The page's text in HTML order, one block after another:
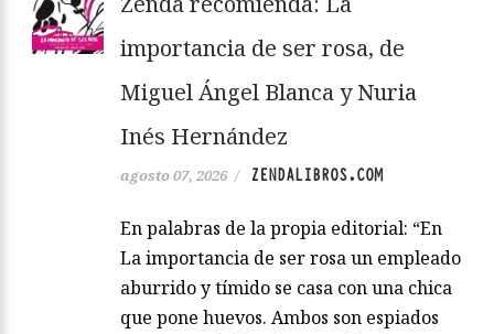
importancia de ser rosa, de
Miguel Ángel Blanca y Nuria
Inés Hernández
agosto 07, 2026 / ZENDALIBROS.COM
En palabras de la propia editorial: “En
La importancia de ser rosa un empleado
aburrido y tímido se casa con una chica
que pone huevos. Ambos son espiados